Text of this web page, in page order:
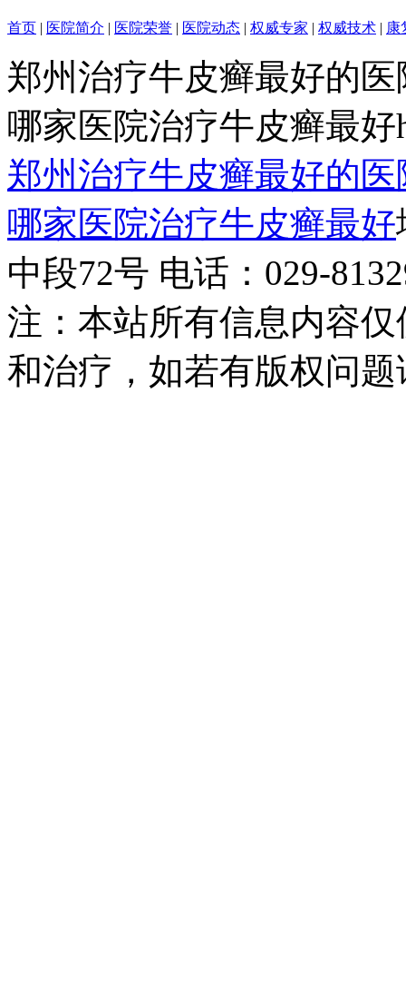
首页 | 医院简介 | 医院荣誉 | 医院动态 | 权威专家 | 权威技术 | 康
郑州治疗牛皮癣最好的
哪家医院治疗牛皮癣最好
郑州治疗牛皮癣最好的
哪家医院治疗牛皮癣最好
中段72号 电话：029-
注：本站所有信息内容
和治疗，如若有版权问